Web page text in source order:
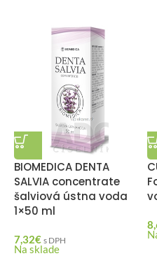
BIOMEDICA DENTA
SALVIA concentrate
šalviová ústna voda
1×50 ml
7,32€ s DPH
Na sklade